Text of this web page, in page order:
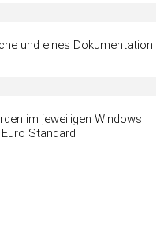
und eines Dokumentation
im jeweiligen Windows
Standard.